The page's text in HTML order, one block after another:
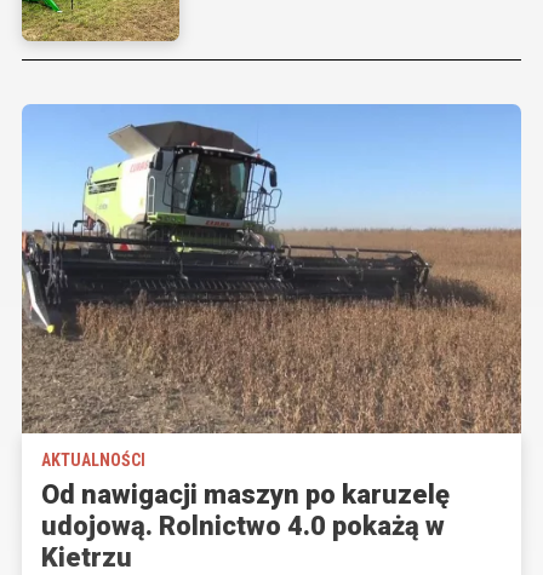
AKTUALNOŚCI
Od nawigacji maszyn po karuzelę
udojową. Rolnictwo 4.0 pokażą w
Kietrzu